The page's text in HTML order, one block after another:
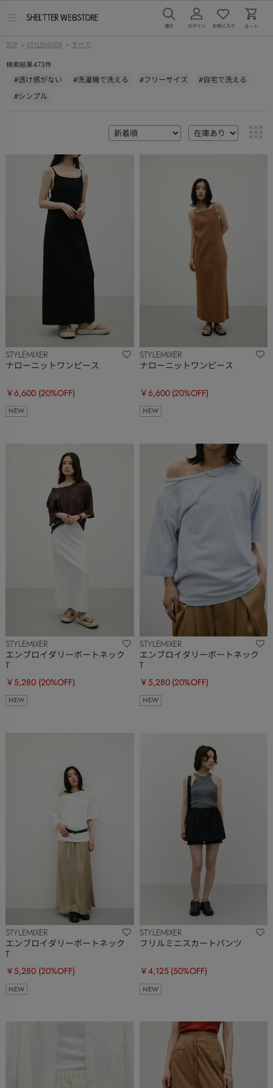
ー
開
TOP > STYLEMIXER > すべて
検索結果473件
#透け感がない #洗濯機で洗える #フリーサイズ
#自宅で洗える
#シンプル
STYLEMIXER
ナローニットワンピース
￥6,600 (20%OFF)
NEW
STYLEMIXER
ナローニットワンピース
￥6,600 (20%OFF)
NEW
STYLEMIXER
エンブロイダリーボートネック
T
￥5,280 (20%OFF)
NEW
STYLEMIXER
エンブロイダリーボートネック
T
￥5,280 (20%OFF)
NEW
STYLEMIXER
エンブロイダリーボートネック
T
￥5,280 (20%OFF)
NEW
STYLEMIXER
フリルミニスカートパンツ
￥4,125 (50%OFF)
NEW